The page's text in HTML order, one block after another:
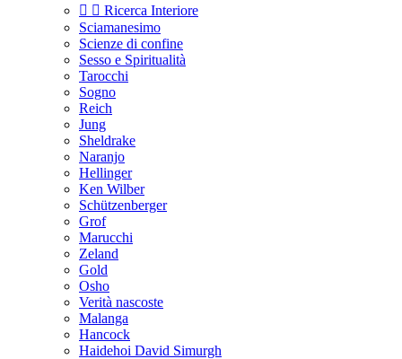
  Ricerca Interiore
Sciamanesimo
Scienze di confine
Sesso e Spiritualità
Tarocchi
Sogno
Reich
Jung
Sheldrake
Naranjo
Hellinger
Ken Wilber
Schützenberger
Grof
Marucchi
Zeland
Gold
Osho
Verità nascoste
Malanga
Hancock
Haidehoi David Simurgh